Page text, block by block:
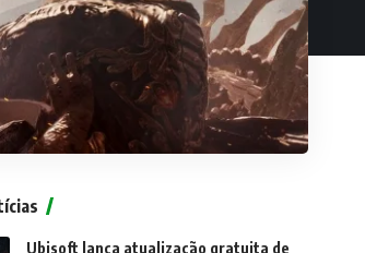
Ubisoft lança atualização gratuita de